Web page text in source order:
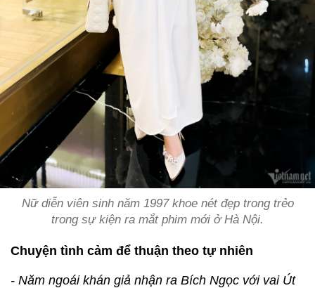
Nữ diễn viên sinh năm 1997 khoe nét đẹp trong trẻo
trong sự kiện ra mắt phim mới ở Hà Nội.
Chuyện tình cảm để thuận theo tự nhiên
- Năm ngoái khán giả nhận ra Bích Ngọc với vai Út